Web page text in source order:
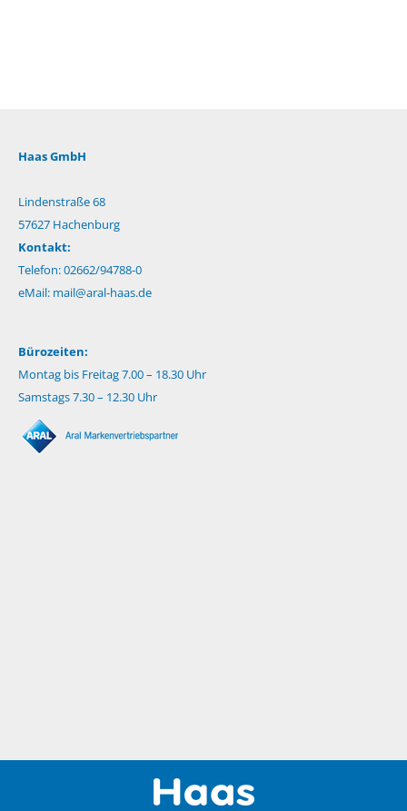
Haas GmbH
Lindenstraße 68
57627 Hachenburg
Kontakt:
Telefon: 02662/94788-0
eMail: mail@aral-haas.de
Bürozeiten:
Montag bis Freitag 7.00 – 18.30 Uhr
Samstags 7.30 – 12.30 Uhr